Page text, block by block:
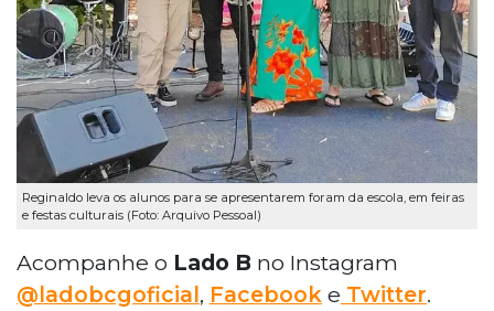
Reginaldo leva os alunos para se apresentarem foram da escola, em feiras
e festas culturais (Foto: Arquivo Pessoal)
Acompanhe o Lado B no Instagram
@ladobcgoficial, Facebook e Twitter.